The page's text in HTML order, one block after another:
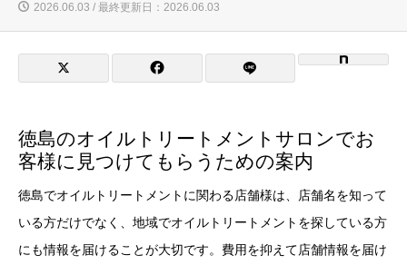
2026.06.03 / 最終更新日：2026.06.03
徳島のオイルトリートメントサロンでお
客様に見つけてもらうための案内
徳島でオイルトリートメントに関わる店舗様は、店舗名を知って
いる方だけでなく、地域でオイルトリートメントを探している方
にも情報を届けることが大切です。費用を抑えて店舗情報を届け